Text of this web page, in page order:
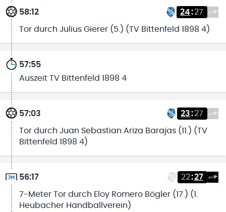
58:12 24:27
Tor durch Julius Gierer (5.) (TV Bittenfeld 1898 4)
57:55
Auszeit TV Bittenfeld 1898 4
57:03 23:27
Tor durch Juan Sebastian Ariza Barajas (11.) (TV
Bittenfeld 1898 4)
56:17 22:27
7-Meter Tor durch Eloy Romero Bögler (17.) (1.
Heubacher Handballverein)